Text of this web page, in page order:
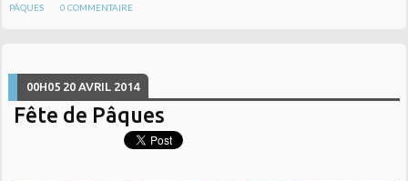
PÂQUES
0 COMMENTAIRE
00H05 20 AVRIL 2014
Fête de Pâques